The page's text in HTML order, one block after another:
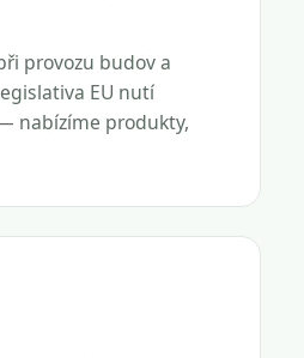
provozu budov a
EU nutí
nabízíme produkty,